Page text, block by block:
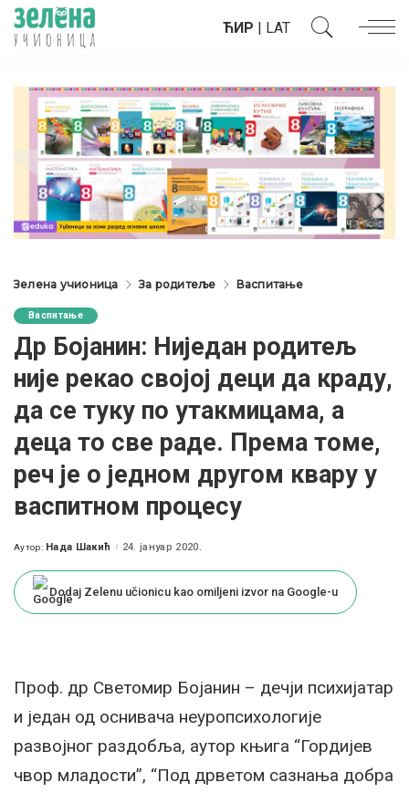
ЋИР | LAT
Зелена учионица За родитеље Васпитање
Васпитање
Др Бојанин: Ниједан родитељ
није рекао својој деци да краду,
да се туку по утакмицама, а
деца то све раде. Према томе,
реч је о једном другом квару у
васпитном процесу
Posted
Аутор: Нада Шакић 24. јануар 2020.
Dodaj Zelenu učionicu kao omiljeni izvor na Google-u
Проф. др Светомир Бојанин – дечји психијатар
и један од оснивача неуропсихологије
развојног раздобља, aутор књига “Гордијев
чвор младости”, “Под дрветом сазнања добра